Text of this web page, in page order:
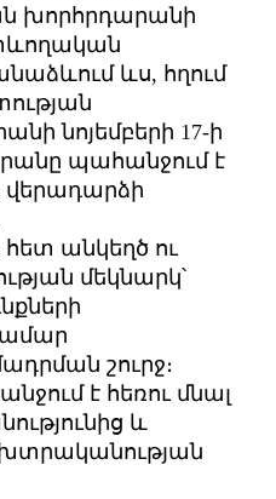
խորհրդարանի
ևս, հղում
նոյեմբերի 17-ի
պահանջում է
անկեղծ ու
մեկնարկ՝
շուրջ։
է հեռու մնալ
և